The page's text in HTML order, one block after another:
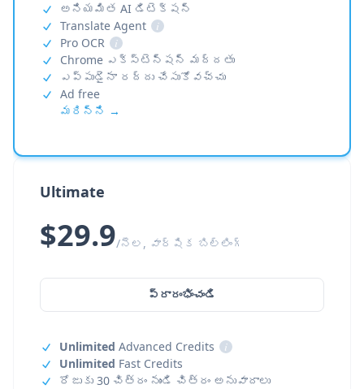
అనియమిత AI డిటెక్షన్
Translate Agent
i
Pro OCR
i
Chrome ఎక్స్‌టెన్షన్ మద్దతు
ఎప్పుడైనా రద్దు చేసుకోవచ్చు
Ad free
మరిన్ని →
Ultimate
$29.9/నెల, వార్షిక బిల్లింగ్
ప్రారంభించండి
Unlimited Advanced Credits
i
Unlimited Fast Credits
రోజుకు 30 చిత్రం నుండి చిత్రం అనువాదాలు